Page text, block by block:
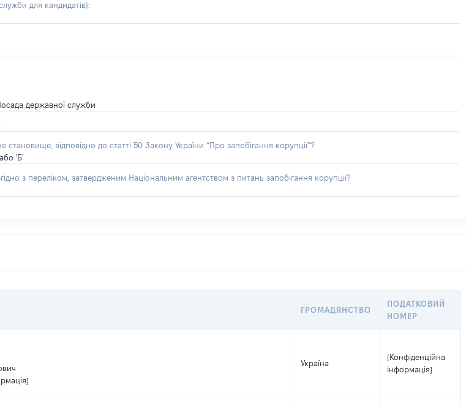
для кандидатів):
державної служби
відповідно до статті 50 Закону України “Про запобігання корупції”?
'Б'
з переліком, затвердженим Національним агентством з питань запобігання корупції?
ГРОМАДЯНСТВО
ПОДАТКОВИЙ
НОМЕР
Україна
[Конфіденційна
інформація]